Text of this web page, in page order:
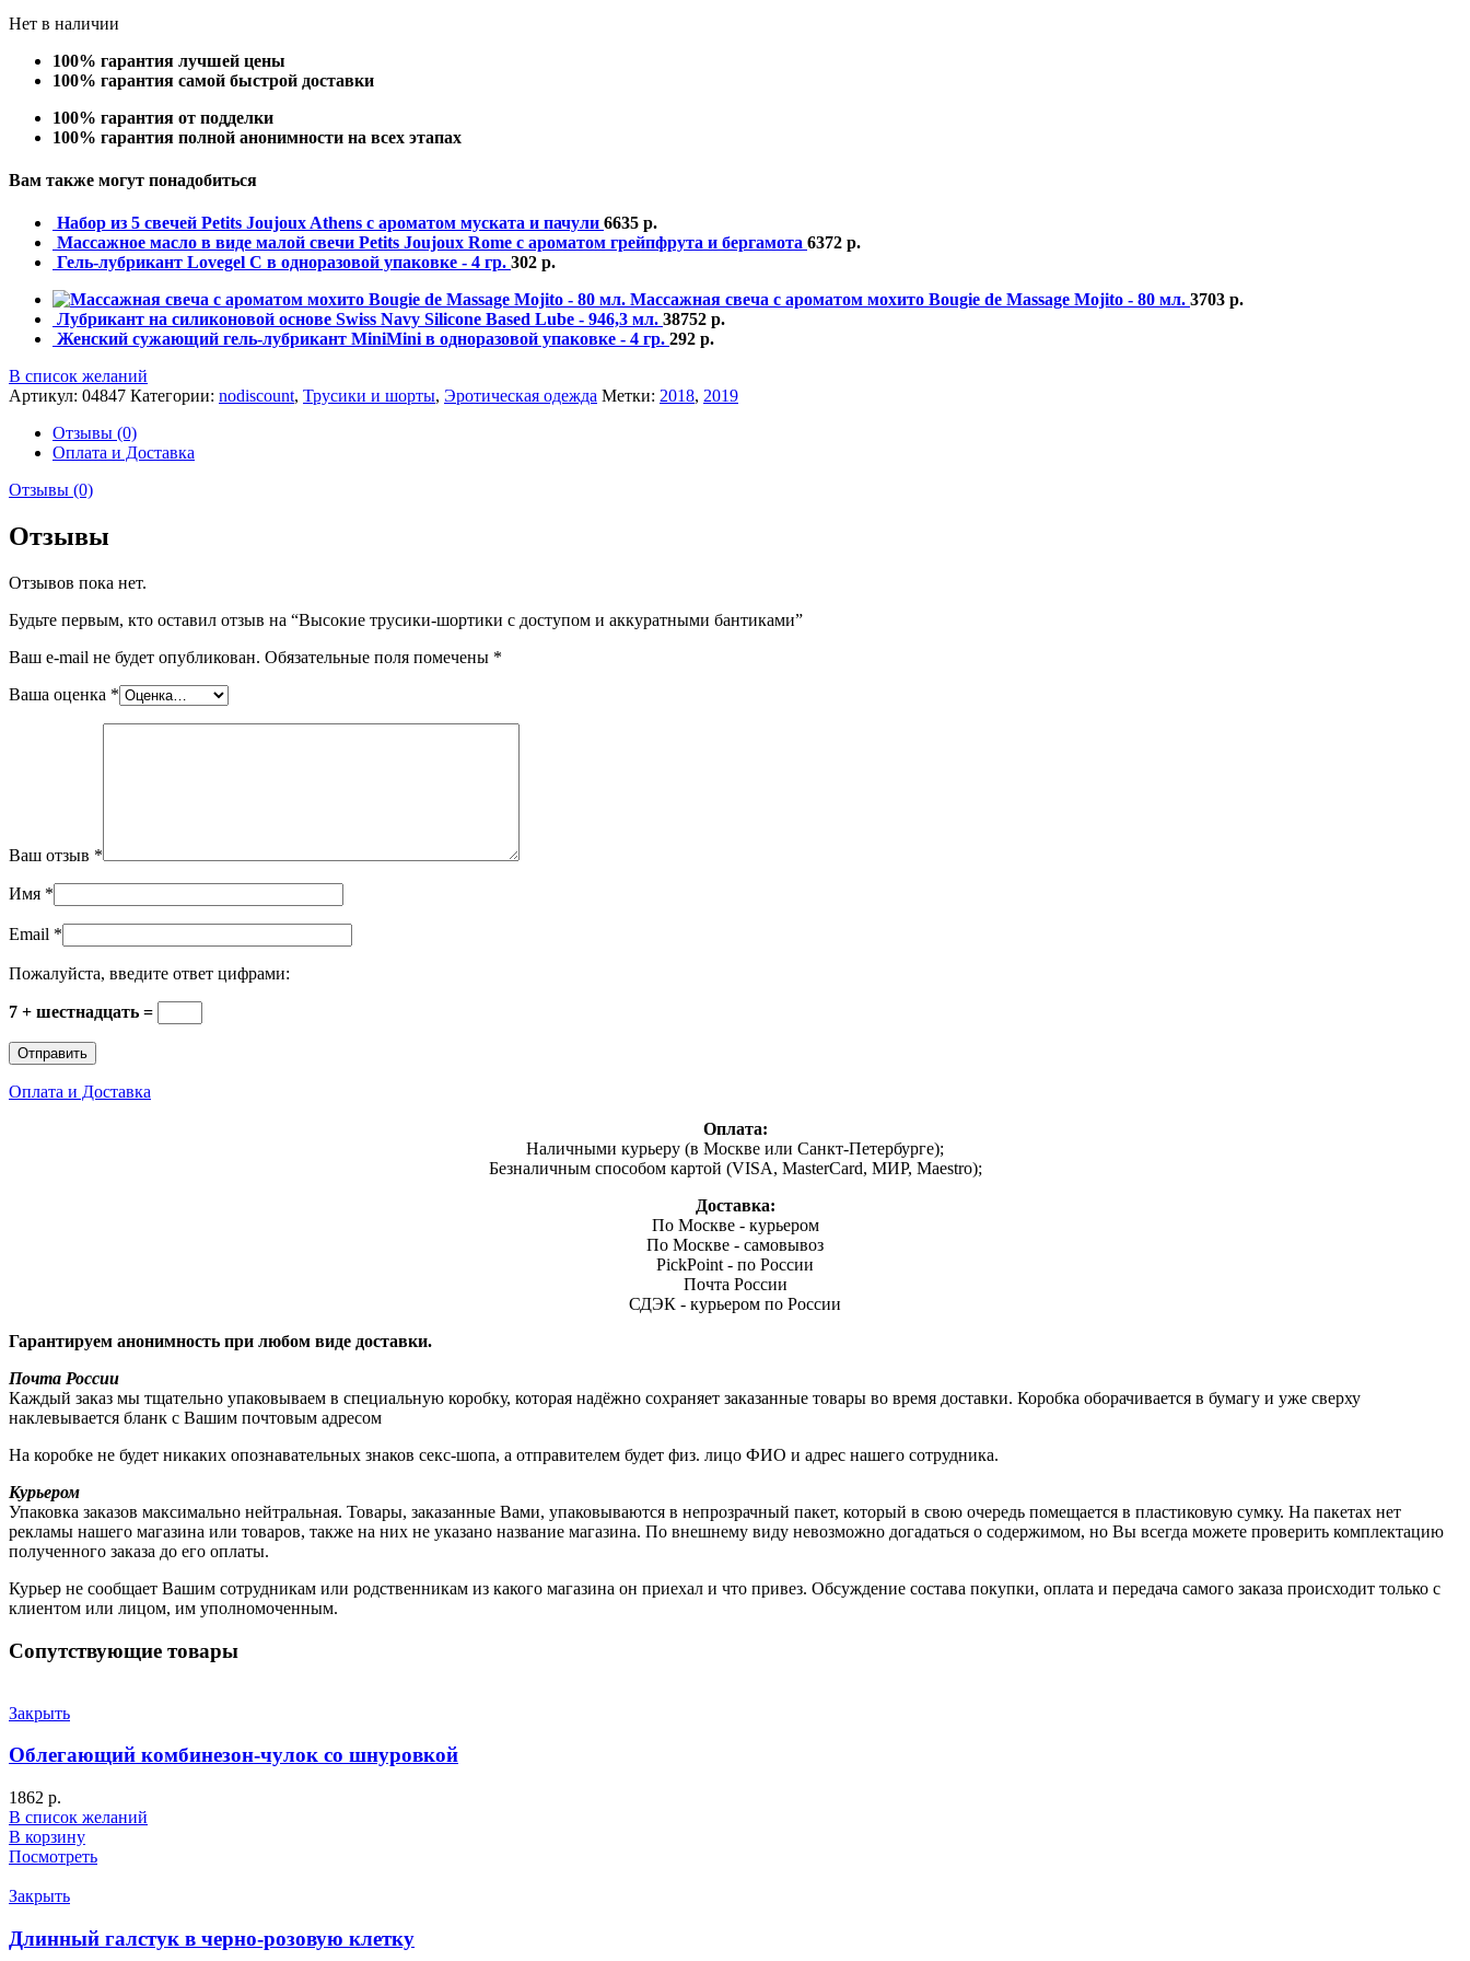
Нет в наличии
100% гарантия лучшей цены
100% гарантия самой быстрой доставки
100% гарантия от подделки
100% гарантия полной анонимности на всех этапах
Вам также могут понадобиться
Набор из 5 свечей Petits Joujoux Athens с ароматом муската и пачули 6635 р.
Массажное масло в виде малой свечи Petits Joujoux Rome с ароматом грейпфрута и бергамота 6372 р.
Гель-лубрикант Lovegel C в одноразовой упаковке - 4 гр. 302 р.
Массажная свеча с ароматом мохито Bougie de Massage Mojito - 80 мл. 3703 р.
Лубрикант на силиконовой основе Swiss Navy Silicone Based Lube - 946,3 мл. 38752 р.
Женский сужающий гель-лубрикант MiniMini в одноразовой упаковке - 4 гр. 292 р.
В список желаний
Артикул: 04847 Категории: nodiscount, Трусики и шорты, Эротическая одежда Метки: 2018, 2019
Отзывы (0)
Оплата и Доставка
Отзывы (0)
Отзывы
Отзывов пока нет.
Будьте первым, кто оставил отзыв на “Высокие трусики-шортики с доступом и аккуратными бантиками”
Ваш e-mail не будет опубликован. Обязательные поля помечены *
Ваша оценка *
Ваш отзыв *
Имя *
Email *
Пожалуйста, введите ответ цифрами:
7 + шестнадцать =
Оплата и Доставка
Оплата:
Наличными курьеру (в Москве или Санкт-Петербурге);
Безналичным способом картой (VISA, MasterCard, МИР, Maestro);
Доставка:
По Москве - курьером
По Москве - самовывоз
PickPoint - по России
Почта России
СДЭК - курьером по России
Гарантируем анонимность при любом виде доставки.
Почта России
Каждый заказ мы тщательно упаковываем в специальную коробку, которая надёжно сохраняет заказанные товары во время доставки. Коробка оборачивается в бумагу и уже сверху
наклевывается бланк с Вашим почтовым адресом
На коробке не будет никаких опознавательных знаков секс-шопа, а отправителем будет физ. лицо ФИО и адрес нашего сотрудника.
Курьером
Упаковка заказов максимально нейтральная. Товары, заказанные Вами, упаковываются в непрозрачный пакет, который в свою очередь помещается в пластиковую сумку. На пакетах нет
рекламы нашего магазина или товаров, также на них не указано название магазина. По внешнему виду невозможно догадаться о содержимом, но Вы всегда можете проверить комплектацию
полученного заказа до его оплаты.
Курьер не сообщает Вашим сотрудникам или родственникам из какого магазина он приехал и что привез. Обсуждение состава покупки, оплата и передача самого заказа происходит только с
клиентом или лицом, им уполномоченным.
Сопутствующие товары
Закрыть
Облегающий комбинезон-чулок со шнуровкой
1862 р.
В список желаний
В корзину
Посмотреть
Закрыть
Длинный галстук в черно-розовую клетку